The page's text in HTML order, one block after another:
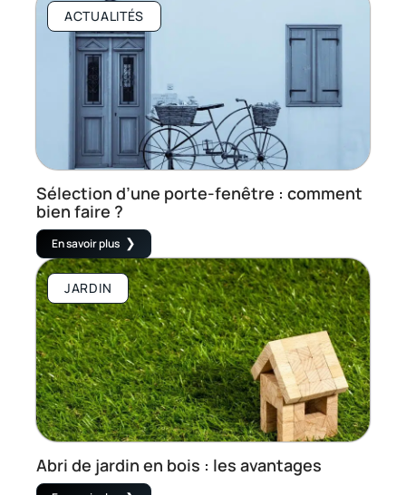
ACTUALITÉS
Sélection d’une porte-fenêtre : comment
bien faire ?
En savoir plus
JARDIN
Abri de jardin en bois : les avantages